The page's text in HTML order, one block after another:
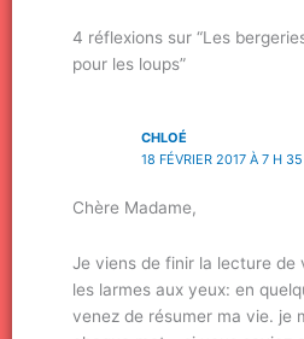
4 réflexions sur “Les
pour les loups”
CHLOÉ
18 FÉVRIER 2017 À 7 H
Chère Madame,
Je viens de finir la lecture de
les larmes aux yeux: en
venez de résumer ma vie. je